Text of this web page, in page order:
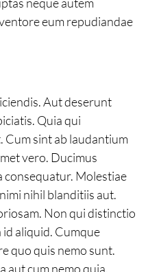
eum repudiandae
Aut deserunt
Quia qui
sint ab laudantium
vero. Ducimus
consequatur. Molestiae
nihil blanditiis aut.
Non qui distinctio
id aliquid. Cumque
quo quis nemo sunt.
aut cum nemo quia.